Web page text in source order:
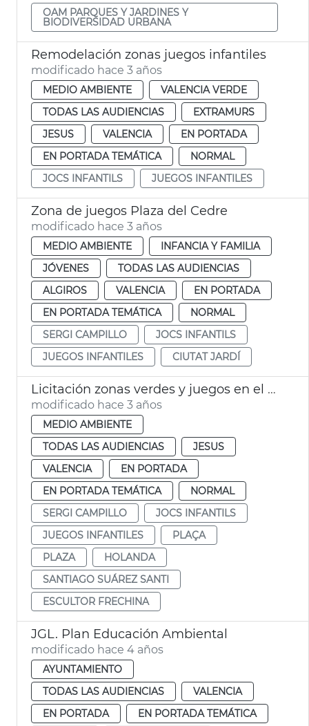
OAM PARQUES Y JARDINES Y
BIODIVERSIDAD URBANA
Remodelación zonas juegos infantiles
modificado hace 3 años
MEDIO AMBIENTE
VALENCIA VERDE
TODAS LAS AUDIENCIAS
EXTRAMURS
JESUS
VALENCIA
EN PORTADA
EN PORTADA TEMÁTICA
NORMAL
JOCS INFANTILS
JUEGOS INFANTILES
Zona de juegos Plaza del Cedre
modificado hace 3 años
MEDIO AMBIENTE
INFANCIA Y FAMILIA
JÓVENES
TODAS LAS AUDIENCIAS
ALGIROS
VALENCIA
EN PORTADA
EN PORTADA TEMÁTICA
NORMAL
SERGI CAMPILLO
JOCS INFANTILS
JUEGOS INFANTILES
CIUTAT JARDÍ
Licitación zonas verdes y juegos en el distrito de Jesús
modificado hace 3 años
MEDIO AMBIENTE
TODAS LAS AUDIENCIAS
JESUS
VALENCIA
EN PORTADA
EN PORTADA TEMÁTICA
NORMAL
SERGI CAMPILLO
JOCS INFANTILS
JUEGOS INFANTILES
PLAÇA
PLAZA
HOLANDA
SANTIAGO SUÁREZ SANTI
ESCULTOR FRECHINA
JGL. Plan Educación Ambiental
modificado hace 4 años
AYUNTAMIENTO
TODAS LAS AUDIENCIAS
VALENCIA
EN PORTADA
EN PORTADA TEMÁTICA